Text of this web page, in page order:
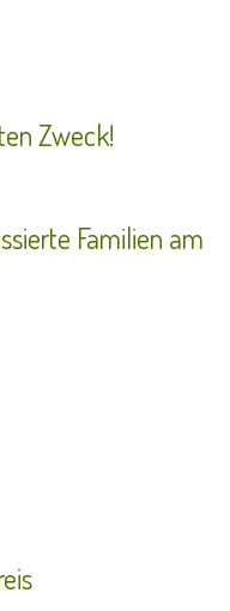
Zweck!
Familien am